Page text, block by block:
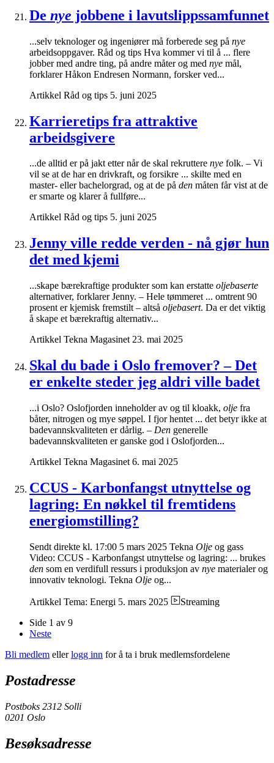
De nye jobbene i lavutslippssamfunnet
...selv teknologer og ingeniører må forberede seg på nye
arbeidsoppgaver. Råd og tips Hva kommer vi til å ... flere
jobber med andre ting, på andre måter og med nye mål,
forklarer Håkon Endresen Normann, forsker ved...
Artikkel Råd og tips 5. juni 2025
Karrieretips fra attraktive
arbeidsgivere
...de alltid er på jakt etter når de skal rekruttere nye folk. – Vi
vil se at de har en drivkraft, og forsikre ... skilte med en
master- eller bachelorgrad, og at de på den måten får vist at de
er smarte og klarer å fullføre...
Artikkel Råd og tips 5. juni 2025
Jenny ville redde verden - nå gjør hun
det med kjemi
...skape bærekraftige produkter som kan erstatte oljebaserte
alternativer, forklarer Jenny. – Hele tømmeret ... omtrent 90
prosent er kjemisk fremstilt – altså oljebasert. Da er det viktig
å skape et bærekraftig alternativ...
Artikkel Tekna Magasinet 23. mai 2025
Skal du bade i Oslo fremover? – Det
er enkelte steder jeg aldri ville badet
...i Oslo? Oslofjorden inneholder av og til kloakk, olje fra
båter, nitrogen og mye søppel. I fjor hentet ... det betyr ikke at
badevannskvaliteten er dårlig. – Den generelle
badevannskvaliteten er ganske god i Oslofjorden...
Artikkel Tekna Magasinet 6. mai 2025
CCUS - Karbonfangst utnyttelse og
lagring: En nøkkel til fremtidens
energiomstilling?
Sendt direkte kl. 17:00 5 mars 2025 Tekna Olje og gass
Video: CCUS - Karbonfangst utnyttelse og lagring: ... brukes
den som en verdifull ressurs i produksjon av nye materialer og
innovativ teknologi. Tekna Olje og...
Artikkel Tema: Energi 5. mars 2025
Streaming
Side 1 av 9
Neste
Bli medlem ellerlogg inn for å ta i bruk medlemsfordelene
Postadresse
Postboks 2312 Solli
0201 Oslo
Besøksadresse